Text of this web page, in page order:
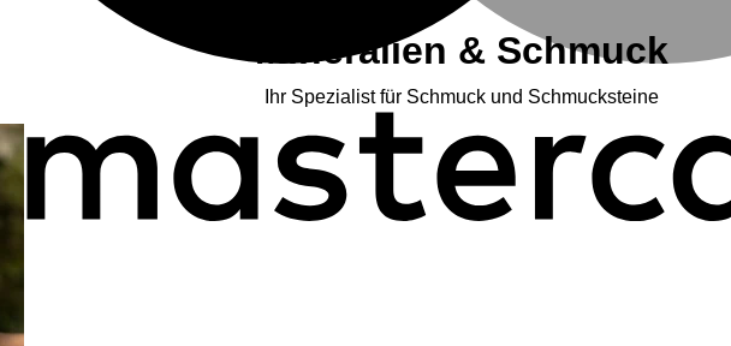
Mineralien & Schmuck
Ihr Spezialist für Schmuck und Schmucksteine